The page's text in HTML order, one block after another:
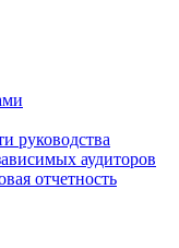
руководства
аудиторов
отчетность